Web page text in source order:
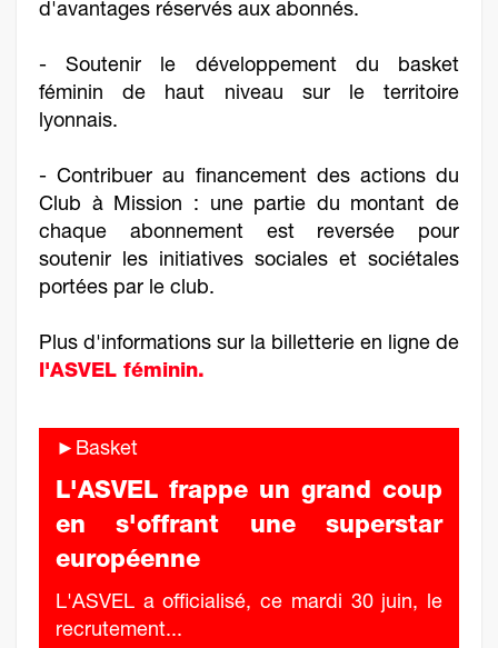
d'avantages réservés aux abonnés.
- Soutenir le développement du basket
féminin de haut niveau sur le territoire
lyonnais.
- Contribuer au financement des actions du
Club à Mission : une partie du montant de
chaque abonnement est reversée pour
soutenir les initiatives sociales et sociétales
portées par le club.
Plus d'informations sur la billetterie en ligne de
l'ASVEL féminin.
►Basket
L'ASVEL frappe un grand coup
en s'offrant une superstar
européenne
L'ASVEL a officialisé, ce mardi 30 juin, le
recrutement...